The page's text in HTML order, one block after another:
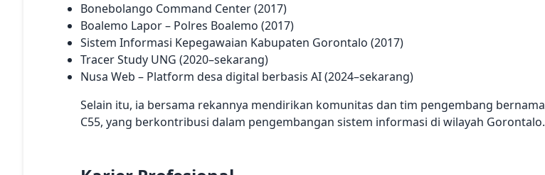
Bonebolango Command Center (2017)
Boalemo Lapor – Polres Boalemo (2017)
Sistem Informasi Kepegawaian Kabupaten Gorontalo (2017)
Tracer Study UNG (2020–sekarang)
Nusa Web – Platform desa digital berbasis AI (2024–sekarang)
Selain itu, ia bersama rekannya mendirikan komunitas dan tim pengembang bernama
C55, yang berkontribusi dalam pengembangan sistem informasi di wilayah Gorontalo.